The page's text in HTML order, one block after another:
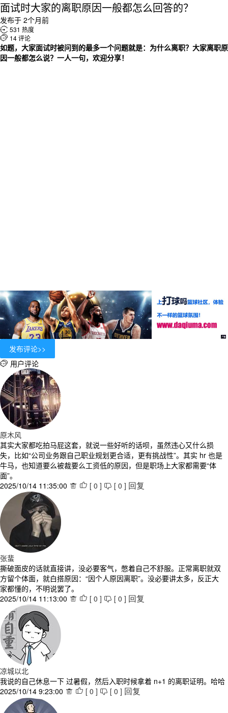
面试时大家的离职原因一般都怎么回答的？
发布于 2个月前
 531 热度
 14 评论
如题，大家面试时被问到的最多一个问题就是：为什么离职？大家离职原
因一般都怎么说？一人一句，欢迎分享！
 用户评论
原木风
其实大家都吃拍马屁这套，就说一些好听的话呗，虽然违心又什么损
失，比如“公司业务跟自己职业规划更合适，更有挑战性”。其实 hr 也是
牛马，也知道要么被裁要么工资低的原因，但是职场上大家都需要“体
面”。
2025/10/14 11:35:00   [ 0 ]  [ 0 ] 回复
张蜚
撕破面皮的话就直接讲，没必要客气，憋着自己不舒服。正常离职就双
方留个体面，就白搭原因：“因个人原因离职”。没必要讲太多，反正大
家都懂的，不明说罢了。
2025/10/14 11:13:00   [ 0 ]  [ 0 ] 回复
凉城以北
我说的自己休息一下 过暑假，然后入职时候拿着 n+1 的离职证明。哈哈
2025/10/14 9:23:00   [ 0 ]  [ 0 ] 回复